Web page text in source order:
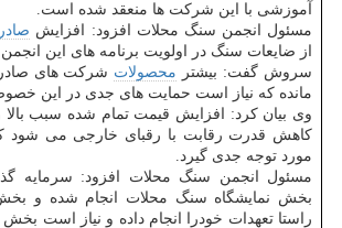
آموزشی با این شرکت ها منعقد شده است.
مسئول انجمن سنگ محلات افزود: افزایش
از ضایعات سنگ در اولویت برنامه های این انجمن
سروش گفت: بیشتر محصولات شرکت های
مانده که نیاز است حمایت های جدی در این
وی بیان کرد: افزایش قیمت تمام شده سبب
کاهش قدرت رقابت با رقبای خارجی می شود
مورد توجه جدی گیرد.
مسئول انجمن سنگ محلات افزود: سرمایه
بخش نمایشگاه سنگ محلات انجام شده و
راستا تعهدات خودرا انجام داده و نیاز است بخش